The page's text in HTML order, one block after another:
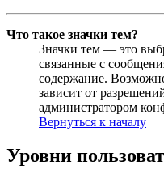
Что такое значки тем?
Значки тем — это
связанные с
содержание.
зависит от
администратором
Вернуться к началу
Уровни